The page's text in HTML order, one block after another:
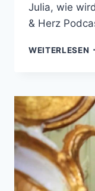
Julia, wie
& Herz
WEITERLESEN